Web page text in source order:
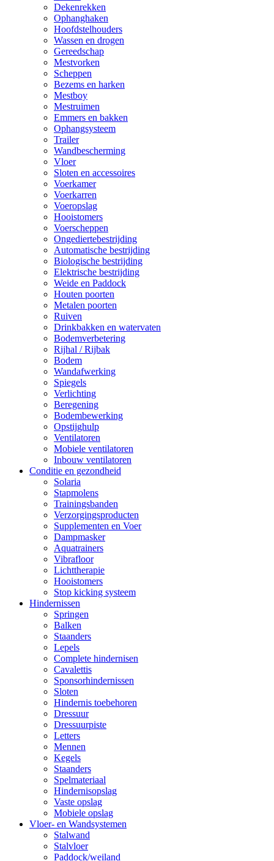
Dekenrekken
Ophanghaken
Hoofdstelhouders
Wassen en drogen
Gereedschap
Mestvorken
Scheppen
Bezems en harken
Mestboy
Mestruimen
Emmers en bakken
Ophangsysteem
Trailer
Wandbescherming
Vloer
Sloten en accessoires
Voerkamer
Voerkarren
Voeropslag
Hooistomers
Voerscheppen
Ongediertebestrijding
Automatische bestrijding
Biologische bestrijding
Elektrische bestrijding
Weide en Paddock
Houten poorten
Metalen poorten
Ruiven
Drinkbakken en watervaten
Bodemverbetering
Rijhal / Rijbak
Bodem
Wandafwerking
Spiegels
Verlichting
Beregening
Bodembewerking
Opstijghulp
Ventilatoren
Mobiele ventilatoren
Inbouw ventilatoren
Conditie en gezondheid
Solaria
Stapmolens
Trainingsbanden
Verzorgingsproducten
Supplementen en Voer
Dampmasker
Aquatrainers
Vibrafloor
Lichttherapie
Hooistomers
Stop kicking systeem
Hindernissen
Springen
Balken
Staanders
Lepels
Complete hindernisen
Cavalettis
Sponsorhindernissen
Sloten
Hindernis toebehoren
Dressuur
Dressuurpiste
Letters
Mennen
Kegels
Staanders
Spelmateriaal
Hindernisopslag
Vaste opslag
Mobiele opslag
Vloer- en Wandsystemen
Stalwand
Stalvloer
Paddock/weiland